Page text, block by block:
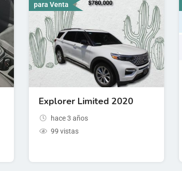
para Venta
Explorer Limited 2020
hace 3 años
99 vistas